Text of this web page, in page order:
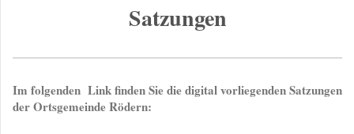
Satzungen
Im folgenden Link finden Sie die digital vorliegenden Satzungen
der Ortsgemeinde Rödern: